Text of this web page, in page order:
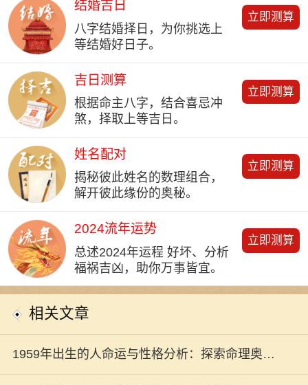
结婚吉日
八字结婚择日，为你挑选上
等结婚好日子。
立即测算
吉日测算
根据命主八字，结合喜忌冲
煞，择取上等吉日。
立即测算
姓名配对
揭秘彼此姓名的数理组合，
解开彼此缘份的奥秘。
立即测算
2024流年运势
总述2024年运程 好坏、分析
福祸吉凶，助你万事皆宜。
立即测算
相关文章
1959年出生的人命运与性格分析：探索命理奥秘